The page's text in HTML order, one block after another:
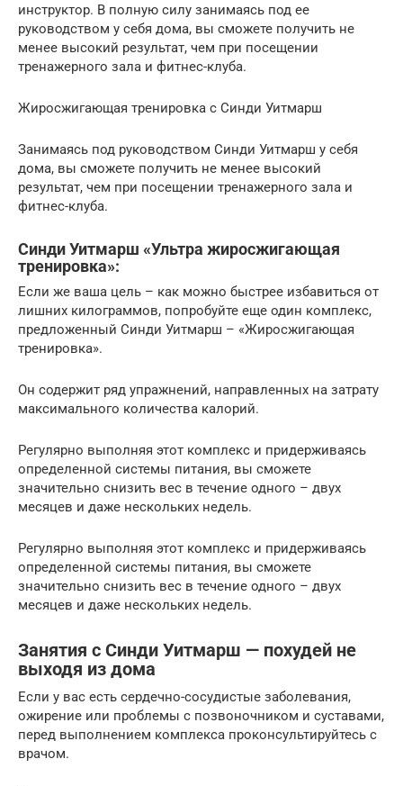
инструктор. В полную силу занимаясь под ее
руководством у себя дома, вы сможете получить не
менее высокий результат, чем при посещении
тренажерного зала и фитнес-клуба.
Жиросжигающая тренировка с Синди Уитмарш
Занимаясь под руководством Синди Уитмарш у себя
дома, вы сможете получить не менее высокий
результат, чем при посещении тренажерного зала и
фитнес-клуба.
Синди Уитмарш «Ультра жиросжигающая
тренировка»:
Если же ваша цель – как можно быстрее избавиться от
лишних килограммов, попробуйте еще один комплекс,
предложенный Синди Уитмарш – «Жиросжигающая
тренировка».
Он содержит ряд упражнений, направленных на затрату
максимального количества калорий.
Регулярно выполняя этот комплекс и придерживаясь
определенной системы питания, вы сможете
значительно снизить вес в течение одного – двух
месяцев и даже нескольких недель.
Регулярно выполняя этот комплекс и придерживаясь
определенной системы питания, вы сможете
значительно снизить вес в течение одного – двух
месяцев и даже нескольких недель.
Занятия с Синди Уитмарш — похудей не
выходя из дома
Если у вас есть сердечно-сосудистые заболевания,
ожирение или проблемы с позвоночником и суставами,
перед выполнением комплекса проконсультируйтесь с
врачом.